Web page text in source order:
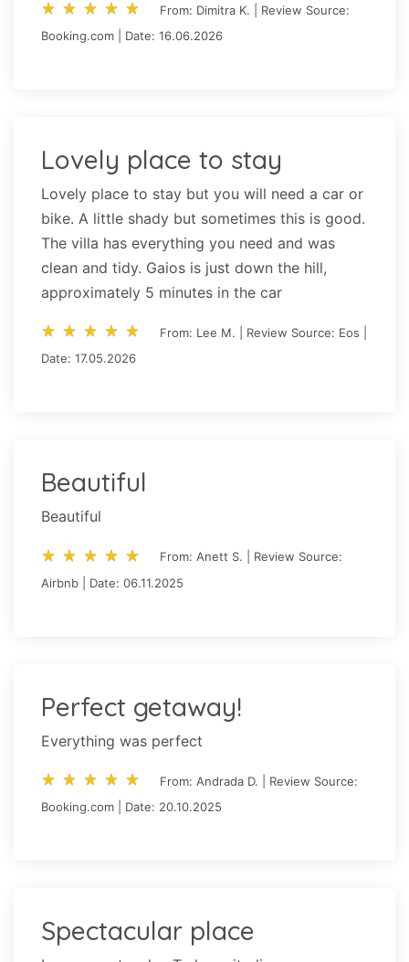
star_rate star_rate star_rate star_rate star_rate
star_rate star_rate star_rate star_rate star_rate
From: Dimitra K. | Review Source:
Booking.com | Date: 16.06.2026
Lovely place to stay
Lovely place to stay but you will need a car or
bike. A little shady but sometimes this is good.
The villa has everything you need and was
clean and tidy. Gaios is just down the hill,
approximately 5 minutes in the car
star_rate star_rate star_rate star_rate star_rate
star_rate star_rate star_rate star_rate star_rate
From: Lee M. | Review Source: Eos |
Date: 17.05.2026
Beautiful
Beautiful
star_rate star_rate star_rate star_rate star_rate
star_rate star_rate star_rate star_rate star_rate
From: Anett S. | Review Source:
Airbnb | Date: 06.11.2025
Perfect getaway!
Everything was perfect
star_rate star_rate star_rate star_rate star_rate
star_rate star_rate star_rate star_rate star_rate
From: Andrada D. | Review Source:
Booking.com | Date: 20.10.2025
Spectacular place